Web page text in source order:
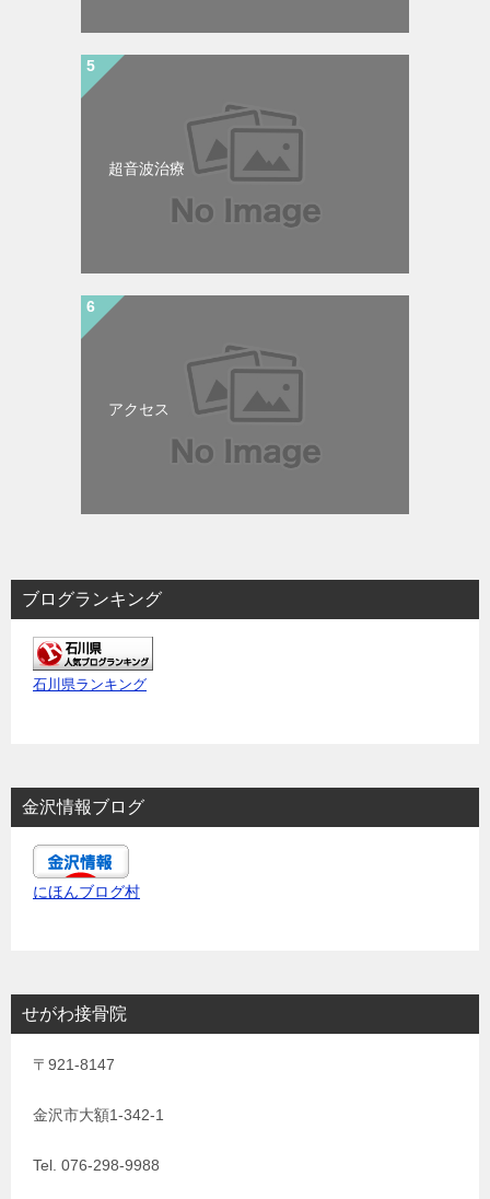
超音波治療
アクセス
ブログランキング
石川県ランキング
金沢情報ブログ
にほんブログ村
せがわ接骨院
〒921-8147
金沢市大額1-342-1
Tel. 076-298-9988